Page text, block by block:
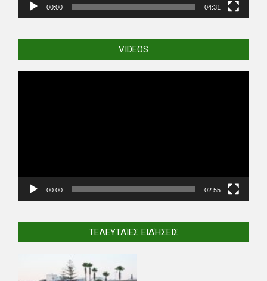
00:00 04:31
VIDEOS
00:00 02:55
ΤΕΛΕΥΤΑΊΕΣ ΕΙΔΉΣΕΙΣ